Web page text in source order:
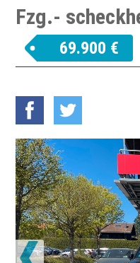
Fzg.-
69.900 €